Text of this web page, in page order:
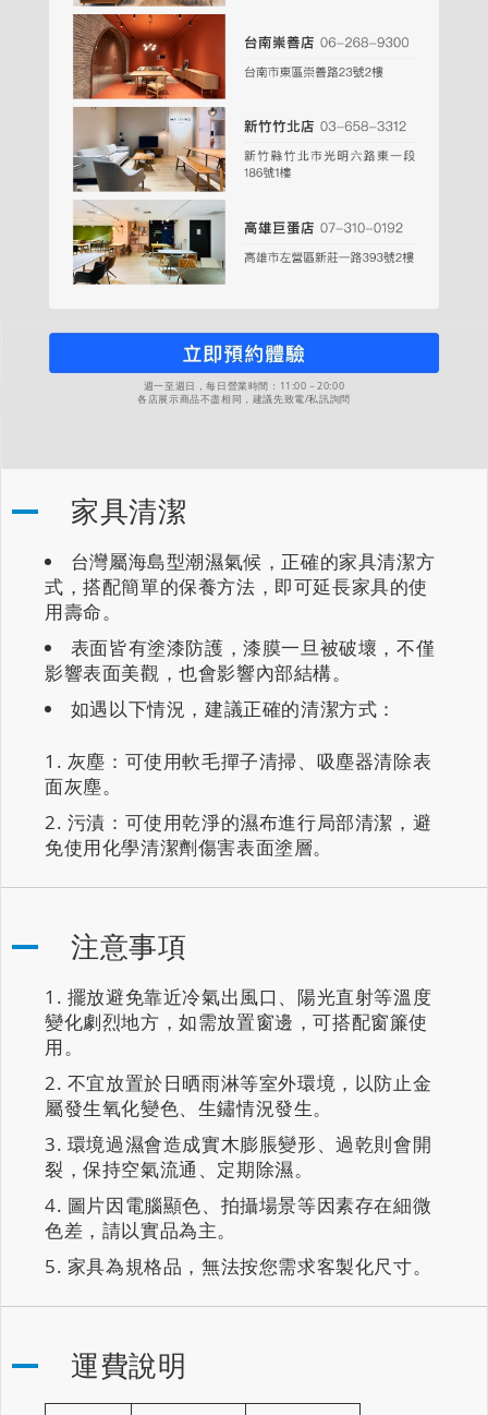
週一至週日，每日營業時間：11:00－20:00
各店展示商品不盡相同，建議先致電/私訊詢問
家具清潔
台灣屬海島型潮濕氣候，正確的家具清潔方
式，搭配簡單的保養方法，即可延長家具的使
用壽命。
表面皆有塗漆防護，漆膜一旦被破壞，不僅
影響表面美觀，也會影響內部結構。
如遇以下情況，建議正確的清潔方式：
灰塵：可使用軟毛撣子清掃、吸塵器清除表
面灰塵。
污漬：可使用乾淨的濕布進行局部清潔，避
免使用化學清潔劑傷害表面塗層。
注意事項
擺放避免靠近冷氣出風口、陽光直射等溫度
變化劇烈地方，如需放置窗邊，可搭配窗簾使
用。
不宜放置於日晒雨淋等室外環境，以防止金
屬發生氧化變色、生鏽情況發生。
環境過濕會造成實木膨脹變形、過乾則會開
裂，保持空氣流通、定期除濕。
圖片因電腦顯色、拍攝場景等因素存在細微
色差，請以實品為主。
家具為規格品，無法按您需求客製化尺寸。
運費說明